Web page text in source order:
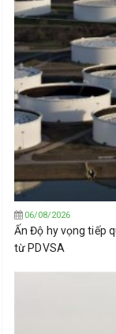
06/08/2026
Ấn Độ hy vọng tiếp
từ PDVSA